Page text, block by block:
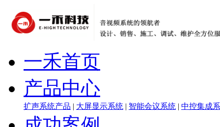
一禾首页
产品中心
扩声系统产品 | 大屏显示系统 | 智能会议系统 | 中控集成